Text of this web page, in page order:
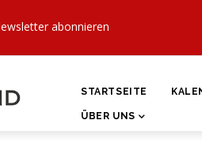
abonnieren
STARTSEITE
ÜBER UNS